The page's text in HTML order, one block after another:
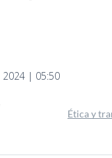
2024 | 05:50
Ética y